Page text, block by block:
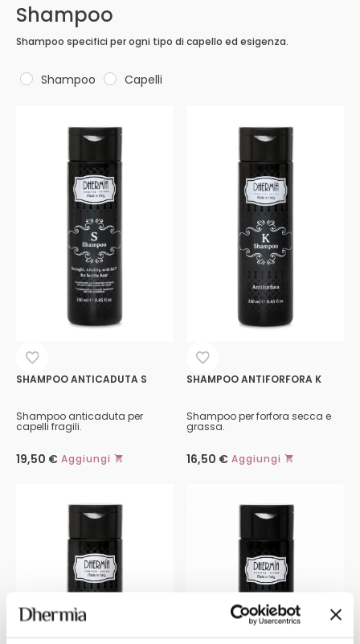
Shampoo
Shampoo specifici per ogni tipo di capello ed esigenza.
Shampoo Capelli
SHAMPOO ANTICADUTA S
Shampoo anticaduta per
capelli fragili.
19,50 € Aggiungi
Questo
più
Le
opzioni
possono
essere
scelte
nella
pagina
SHAMPOO ANTIFORFORA K
Shampoo per forfora secca e
grassa.
16,50 € Aggiungi
Questo
più
varianti.
Le
opzioni
possono
essere
scelte
nella
pagina